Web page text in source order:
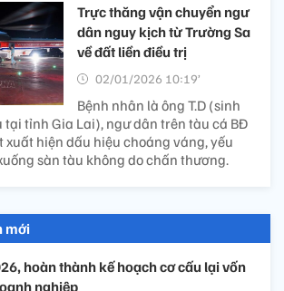
Trực thăng vận chuyển ngư
dân nguy kịch từ Trường Sa
về đất liền điều trị
02/01/2026 10:19’
Bệnh nhân là ông T.D (sinh
tại tỉnh Gia Lai), ngư dân trên tàu cá BĐ
xuất hiện dấu hiệu choáng váng, yếu
sàn tàu không do chấn thương.
mới
hoàn thành kế hoạch cơ cấu lại vốn
nghiệp